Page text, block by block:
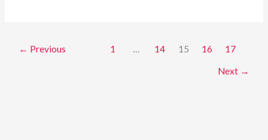
← Previous 1 … 14 15 16 17
Next →